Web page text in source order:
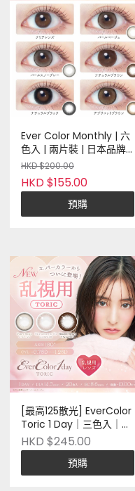
Ever Color Monthly | 六
色入 | 兩片裝 | 日本品牌 |
矽水凝膠 | Pre-order
HKD $200.00
HKD $155.00
預購
[最高125散光] EverColor
Toric 1 Day｜三色入｜二
十片裝｜日本品牌｜Pre-
order
HKD $245.00
預購